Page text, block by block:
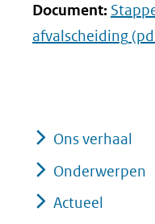
Document:
afvalscheiding
Ons verhaal
Onderwerpen
Actueel